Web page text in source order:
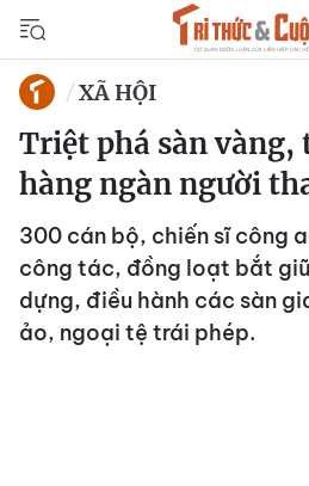
XÃ HỘI
Triệt phá sàn vàng,
hàng ngàn người
300 cán bộ, chiến sĩ công
công tác, đồng loạt bắt
dựng, điều hành các sàn
ảo, ngoại tệ trái phép.